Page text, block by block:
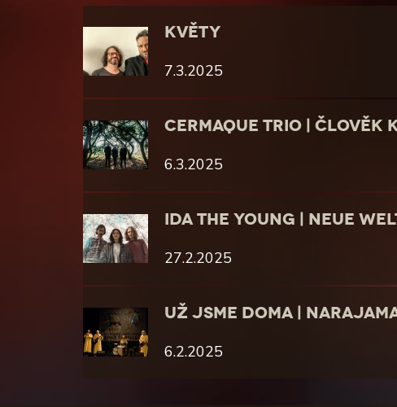
KVĚTY
7.3.2025
CERMAQUE TRIO | ČLOVĚK
6.3.2025
IDA THE YOUNG | NEUE
27.2.2025
UŽ JSME DOMA |
6.2.2025